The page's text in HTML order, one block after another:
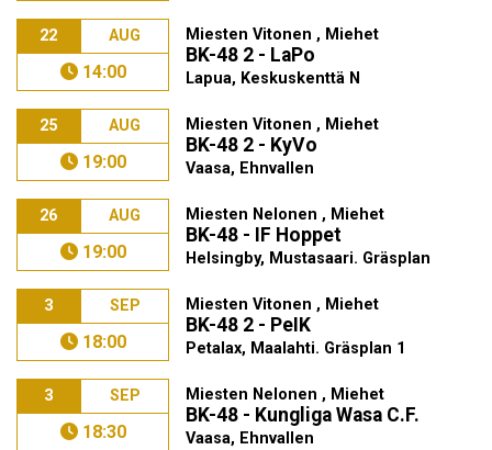
22 AUG
14:00
Miesten Vitonen , Miehet
BK-48 2 - LaPo
Lapua, Keskuskenttä N
25 AUG
19:00
Miesten Vitonen , Miehet
BK-48 2 - KyVo
Vaasa, Ehnvallen
26 AUG
19:00
Miesten Nelonen , Miehet
BK-48 - IF Hoppet
Helsingby, Mustasaari. Gräsplan
3 SEP
18:00
Miesten Vitonen , Miehet
BK-48 2 - PeIK
Petalax, Maalahti. Gräsplan 1
3 SEP
18:30
Miesten Nelonen , Miehet
BK-48 - Kungliga Wasa C.F.
Vaasa, Ehnvallen